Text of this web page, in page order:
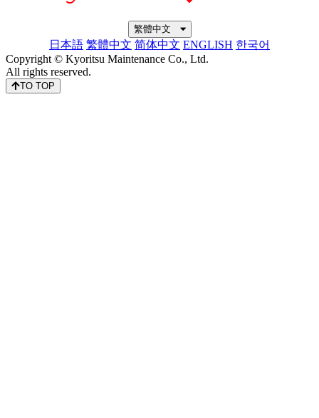
繁體中文
日本語 繁體中文 简体中文 ENGLISH 한국어
Copyright © Kyoritsu Maintenance Co., Ltd.
All rights reserved.
TO TOP